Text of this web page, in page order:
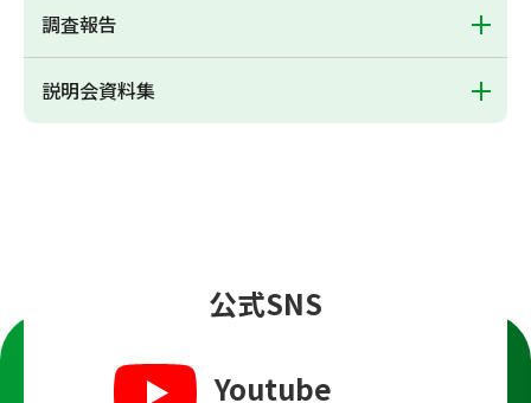
調査報告
説明会資料集
公式SNS
Youtube